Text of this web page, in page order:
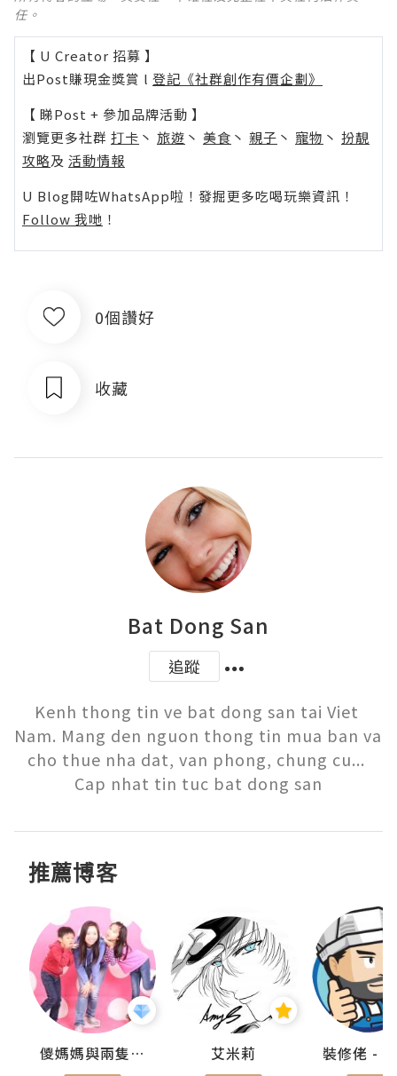
任。
【 U Creator 招募 】
出Post賺現金獎賞 l 登記《社群創作有價企劃》
【 睇Post + 參加品牌活動 】
瀏覽更多社群 打卡 丶 旅遊 丶 美食 丶 親子 丶 寵物 丶 扮靚
攻略及 活動情報
U Blog開咗WhatsApp啦！發掘更多吃喝玩樂資訊！
Follow 我哋 ！
0個讚好
收藏
Bat Dong San
追蹤
Kenh thong tin ve bat dong san tai Viet
Nam. Mang den nguon thong tin mua ban va
cho thue nha dat, van phong, chung cu...
Cap nhat tin tuc bat dong san
推薦博客
儍媽媽與兩隻小魔怪之家 艾米莉